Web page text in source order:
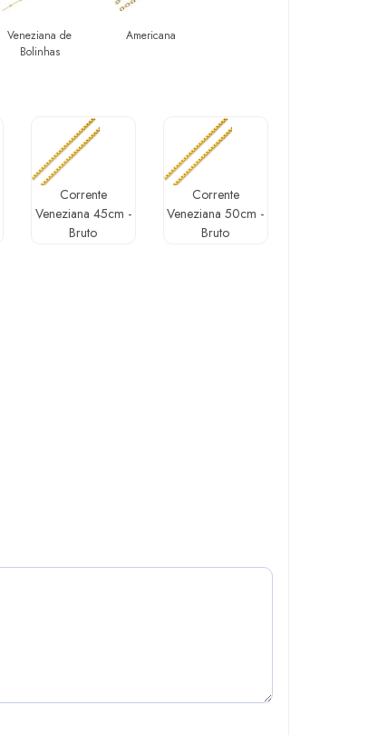
Veneziana de
Bolinhas
Americana
Corrente
Veneziana 45cm -
Bruto
Corrente
Veneziana 50cm -
Bruto